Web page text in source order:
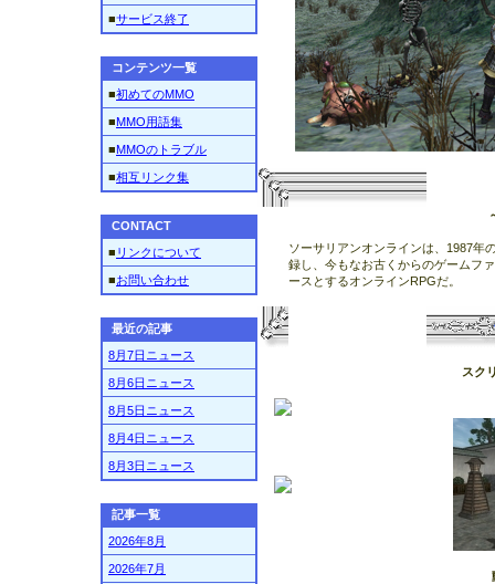
■サービス終了
コンテンツ一覧
■初めてのMMO
■MMO用語集
■MMOのトラブル
■相互リンク集
CONTACT
■ リンクについて
■お問い合わせ
最近の記事
8月7日ニュース
8月6日ニュース
8月5日ニュース
8月4日ニュース
8月3日ニュース
記事一覧
2026年8月
2026年7月
ソーサリアンオンラインは、1987年
録し、今もなお古くからのゲームフ
ースとするオンラインRPGだ。
スク